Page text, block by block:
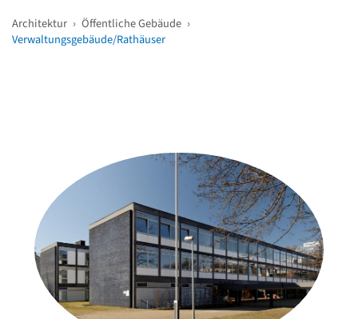
Architektur › Öffentliche Gebäude ›
Verwaltungsgebäude/Rathäuser